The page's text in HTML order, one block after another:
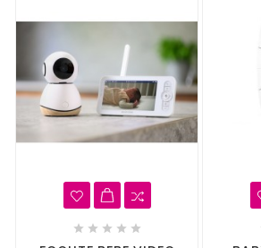
    